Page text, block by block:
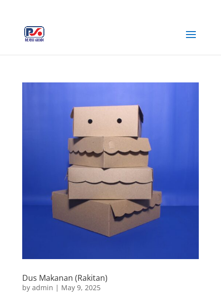
Dus Makanan (Rakitan)
by admin | May 9, 2025